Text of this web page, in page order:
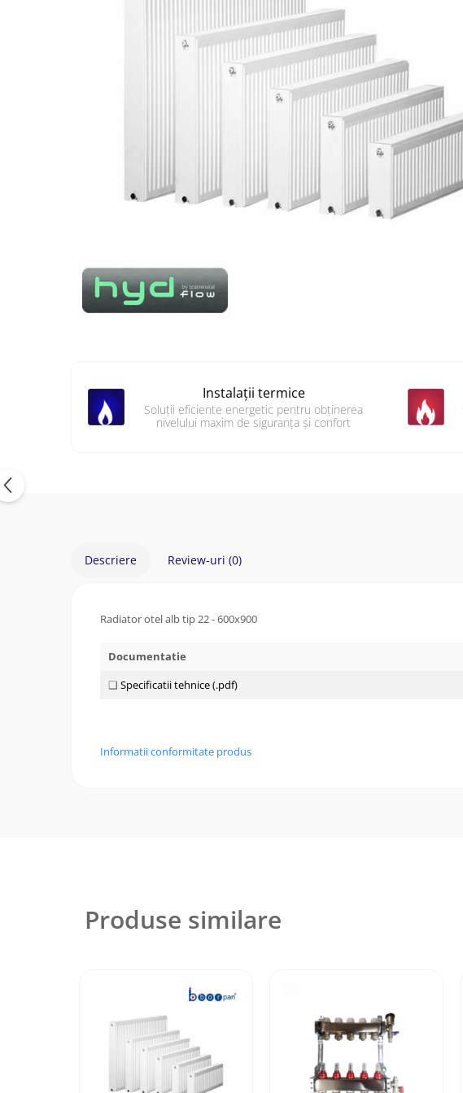
Instalații termice
Soluții eficiente energetic pentru obținerea
nivelului maxim de siguranța și confort
Descriere Review-uri (0)
Radiator otel alb tip 22 - 600x900
Documentatie
❏ Specificatii tehnice (.pdf)
Informatii conformitate produs
Produse similare